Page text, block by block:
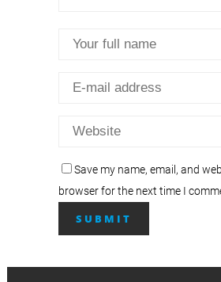
Save my name, email, and
browser for the next time I